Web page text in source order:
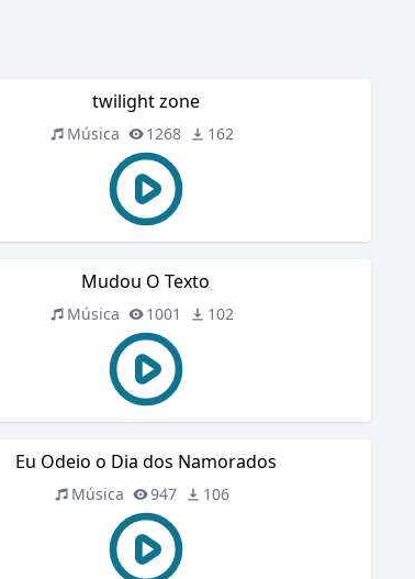
twilight zone
Música 1268 162
Mudou O Texto
Música 1001 102
Eu Odeio o Dia dos Namorados
Música 947 106